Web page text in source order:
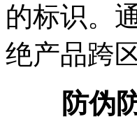
的标识。
绝产品跨
防伪